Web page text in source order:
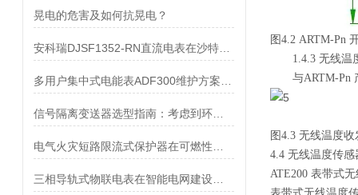
晃电的危害及如何抗晃电？
图4.2 ARTM-Pn
1.4.3 无线温
与ARTM-Pn 产
图4.3 无线温度
4.4 无线温度传感
ATE200 表带式